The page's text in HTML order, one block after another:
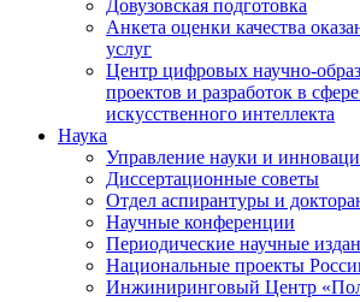
Довузовская подготовка
Анкета оценки качества
услуг
Центр цифровых научно-
проектов и разработок в
искусственного интеллекта
Наука
Управление науки и
Диссертационные советы
Отдел аспирантуры и
Научные конференции
Периодические научные
Национальные проекты
Инжиниринговый Центр